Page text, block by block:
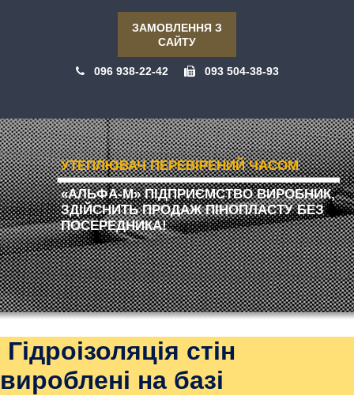
ЗАМОВЛЕННЯ З
САЙТУ
096 938-22-42 093 504-38-93
УТЕПЛЮВАЧ ПЕРЕВІРЕНИЙ ЧАСОМ
«АЛЬФА-М» ПІДПРИЄМСТВО ВИРОБНИК,
ЗДІЙСНИТЬ ПРОДАЖ ПІНОПЛАСТУ БЕЗ
ПОСЕРЕДНИКА!
Гідроізоляція стін
вироблені на базі